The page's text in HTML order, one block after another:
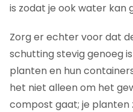
is zodat je ook water kan
Zorg er echter voor dat
schutting stevig genoeg
planten en hun
het niet alleen om het
compost gaat; je planten